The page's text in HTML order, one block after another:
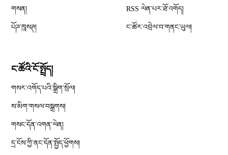
གསན།
པོཌ་ཁཱསཊ།
RSS ལེན་པར་ཐོ་འགོད།
ང་ཚོར་འབྲེལ་བ་གནང་ཡུལ།
ང་ཚོའི་ངོ་སྤྲོད།
གསར་འགོད་པའི་སྒྲིག་སྲོལ།
ས་མིག་གསལ་བསྒྲགས།
གསང་དོན་འགན་ལེན།
དྲ་ངོས་ཀྱི་ནང་དོན་སྤྱོད་ཕྱོགས།